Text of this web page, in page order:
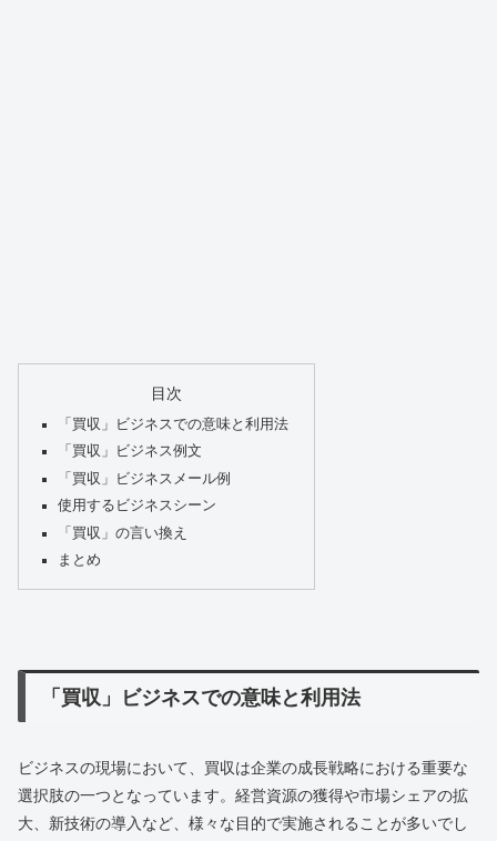
目次
「買収」ビジネスでの意味と利用法
「買収」ビジネス例文
「買収」ビジネスメール例
使用するビジネスシーン
「買収」の言い換え
まとめ
「買収」ビジネスでの意味と利用法
ビジネスの現場において、買収は企業の成長戦略における重要な
選択肢の一つとなっています。経営資源の獲得や市場シェアの拡
大、新技術の導入など、様々な目的で実施されることが多いでし